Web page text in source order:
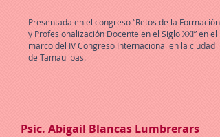
Presentada en el congreso “Retos de la Formación
y Profesionalización Docente en el Siglo XXI” en el
marco del IV Congreso Internacional en la ciudad
de Tamaulipas.
Psic. Abigail Blancas Lumbrerars